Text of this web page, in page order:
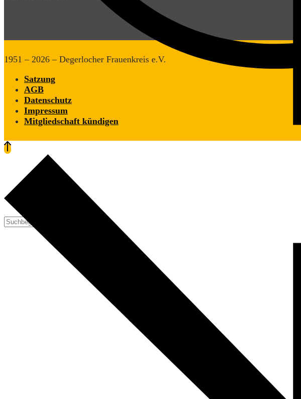
1951 – 2026 – Degerlocher Frauenkreis e.V.
Satzung
AGB
Datenschutz
Impressum
Mitgliedschaft kündigen